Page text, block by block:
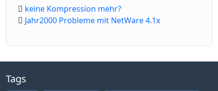
keine Kompression mehr?
Jahr2000 Probleme mit NetWare 4.1x
Tags